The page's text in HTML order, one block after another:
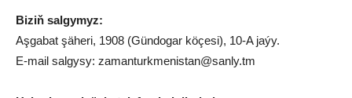
Bi­ziň sal­gy­myz:
Aş­ga­bat şä­he­ri, 1908 (Gün­do­gar kö­çe­si), 10-A ja­ýy.
E-ma­il sal­gy­sy: za­man­turk­me­nis­tan@san­ly.tm